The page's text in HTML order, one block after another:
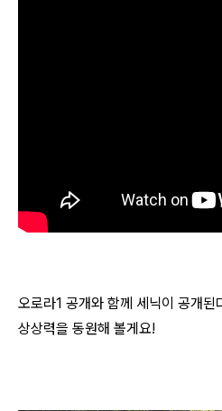
오로라1 공개와 함께 세닉이 공개된
상상력을 동원해 볼게요!